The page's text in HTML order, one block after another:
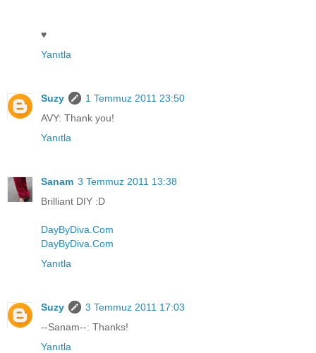
♥
Yanıtla
Suzy
1 Temmuz 2011 23:50
AVY: Thank you!
Yanıtla
Sanam 3 Temmuz 2011 13:38
Brilliant DIY :D
DayByDiva.Com
DayByDiva.Com
Yanıtla
Suzy
3 Temmuz 2011 17:03
--Sanam--: Thanks!
Yanıtla